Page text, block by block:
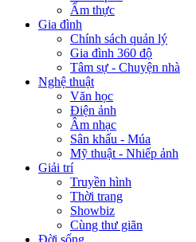
Ẩm thực
Gia đình
Chính sách quản lý
Gia đình 360 độ
Tâm sự - Chuyện nhà
Nghệ thuật
Văn học
Điện ảnh
Âm nhạc
Sân khấu - Múa
Mỹ thuật - Nhiếp ảnh
Giải trí
Truyền hình
Thời trang
Showbiz
Cùng thư giãn
Đời sống